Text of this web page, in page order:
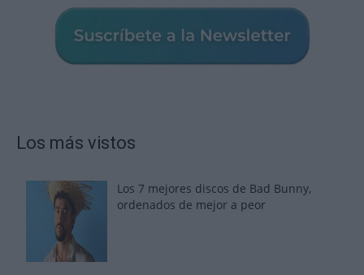
Los más vistos
Los 7 mejores discos de Bad Bunny,
ordenados de mejor a peor